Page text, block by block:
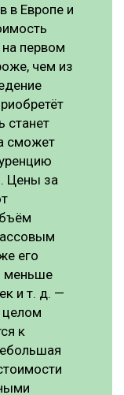
в Европе и
на первом
чем из
станет
сможет
Цены за
его
меньше
и т. д. —
целом
к